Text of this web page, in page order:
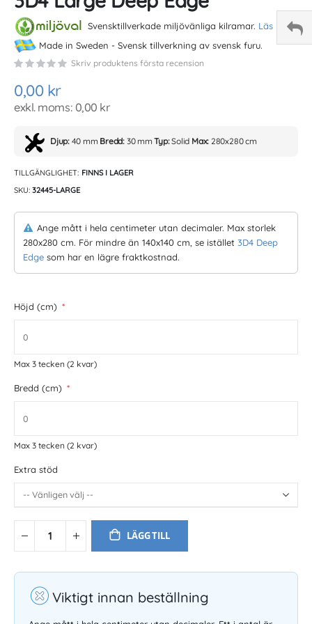
the
beginning
of
the
images
gallery
Svensktillverkade miljövänliga kilramar. Läs mer.
Made in Sweden - Svensk tillverkning av svensk furu.
Skriv produktens första recension
0,00 kr
0,00 kr
Djup:40 mm Bredd: 30 mmTyp:Solid Max: 280x280 cm
TILLGÄNGLIGHET: FINNS I LAGER
SKU 32445-LARGE
Ange mått i hela centimeter utan decimaler. Max storlek
280x280 cm. För mindre än 140x140 cm, se istället 3D4 Deep
Edge som har en lägre fraktkostnad.
Höjd (cm)
Max 3 tecken (2 kvar)
Bredd (cm)
Max 3 tecken (2 kvar)
Extra stöd
LÄGG TILL
Viktigt innan beställning